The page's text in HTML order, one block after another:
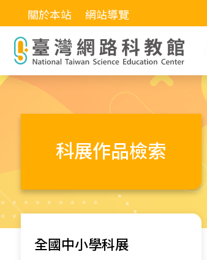
關於本站 網站導覽
科展作品檢索
全國中小學科展